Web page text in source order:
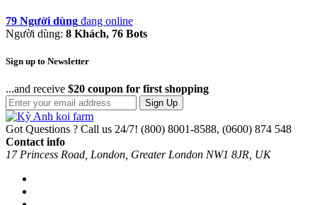
79 Người dùng đang online
Người dùng: 8 Khách, 76 Bots
Sign up to Newsletter
...and receive $20 coupon for first shopping
Sign Up
Got Questions ? Call us 24/7! (800) 8001-8588, (0600) 874 548
Contact info
17 Princess Road, London, Greater London NW1 8JR, UK